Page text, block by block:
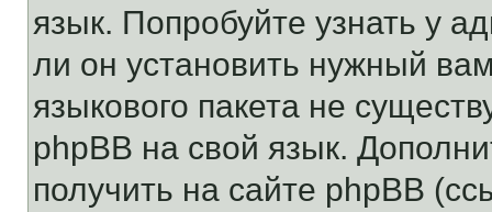
язык. Попробуйте узнать у
ли он установить нужный
языкового пакета не
phpBB на свой язык.
получить на сайте phpBB